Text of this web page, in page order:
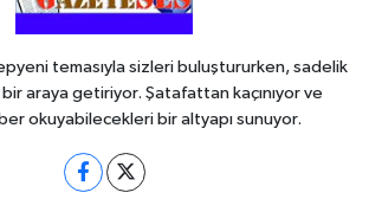
temasıyla sizleri buluştururken, sadelik
araya getiriyor. Şatafattan kaçınıyor ve
okuyabilecekleri bir altyapı sunuyor.